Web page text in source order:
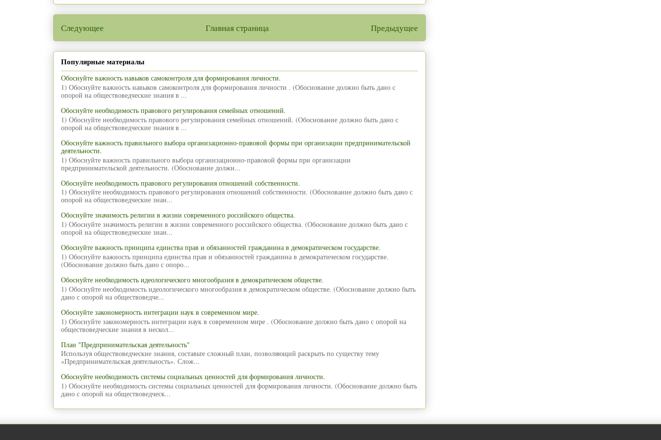
Следующее Предыдущее
Главная страница
Популярные материалы
Обоснуйте важность навыков самоконтроля для формирования личности.
1) Обоснуйте важность навыков самоконтроля для формирования личности . (Обоснование должно быть дано с
опорой на обществоведческие знания в ...
Обоснуйте необходимость правового регулирования семейных отношений.
1) Обоснуйте необходимость правового регулирования семейных отношений. (Обоснование должно быть дано с
опорой на обществоведческие знания в ...
Обоснуйте важность правильного выбора организационно-правовой формы при организации предпринимательской
деятельности.
1) Обоснуйте важность правильного выбора организационно-правовой формы при организации
предпринимательской деятельности. (Обоснование должн...
Обоснуйте необходимость правового регулирования отношений собственности.
1) Обоснуйте необходимость правового регулирования отношений собственности. (Обоснование должно быть дано с
опорой на обществоведческие знан...
Обоснуйте значимость религии в жизни современного российского общества.
1) Обоснуйте значимость религии в жизни современного российского общества. (Обоснование должно быть дано с
опорой на обществоведческие знан...
Обоснуйте важность принципа единства прав и обязанностей гражданина в демократическом государстве.
1) Обоснуйте важность принципа единства прав и обязанностей гражданина в демократическом государстве.
(Обоснование должно быть дано с опоро...
Обоснуйте необходимость идеологического многообразия в демократическом обществе.
1) Обоснуйте необходимость идеологического многообразия в демократическом обществе. (Обоснование должно быть
дано с опорой на обществоведче...
Обоснуйте закономерность интеграции наук в современном мире.
1) Обоснуйте закономерность интеграции наук в современном мире . (Обоснование должно быть дано с опорой на
обществоведческие знания в нескол...
План "Предпринимательская деятельность"
Используя обществоведческие знания, составьте сложный план, позволяющий раскрыть по существу тему
«Предпринимательская деятельность». Слож...
Обоснуйте необходимость системы социальных ценностей для формирования личности.
1) Обоснуйте необходимость системы социальных ценностей для формирования личности. (Обоснование должно быть
дано с опорой на обществоведческ...